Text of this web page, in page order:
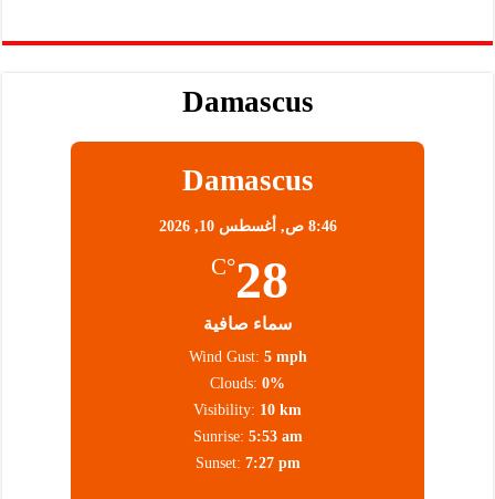
Damascus
Damascus
8:46 ص, أغسطس 10, 2026
28
°C
سماء صافية
Wind Gust: 5 mph
Clouds: 0%
Visibility: 10 km
Sunrise: 5:53 am
Sunset: 7:27 pm